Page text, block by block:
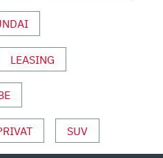
LEASING
SUV